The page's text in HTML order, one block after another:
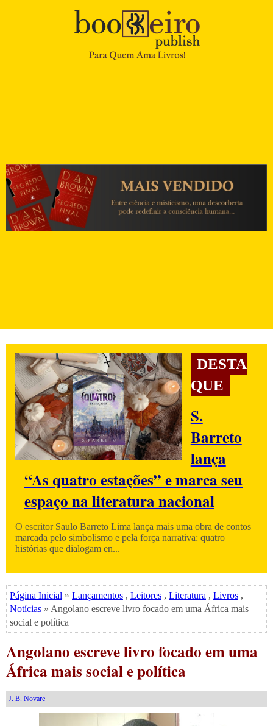
DESTA
QUE
S.
Barreto
lança
“As quatro estações” e marca seu
espaço na literatura nacional
O escritor Saulo Barreto Lima lança mais uma obra de contos
marcada pelo simbolismo e pela força narrativa: quatro
histórias que dialogam en...
Página Inicial » Lançamentos , Leitores , Literatura , Livros ,
Notícias » Angolano escreve livro focado em uma África mais
social e política
Angolano escreve livro focado em uma
África mais social e política
J. B. Novare